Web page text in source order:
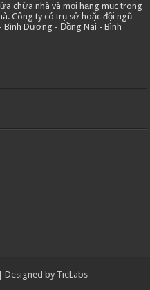
chữa nhà và mọi hạng mục trong
Công ty có trụ sở hoặc đội ngũ
Bình Dương - Đồng Nai - Bình
| Designed by TieLabs